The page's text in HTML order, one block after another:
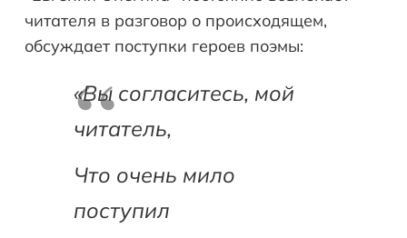
читателя в разговор о происходящем,
обсуждает поступки героев поэмы:
«Вы согласитесь, мой
читатель,
Что очень мило
поступил